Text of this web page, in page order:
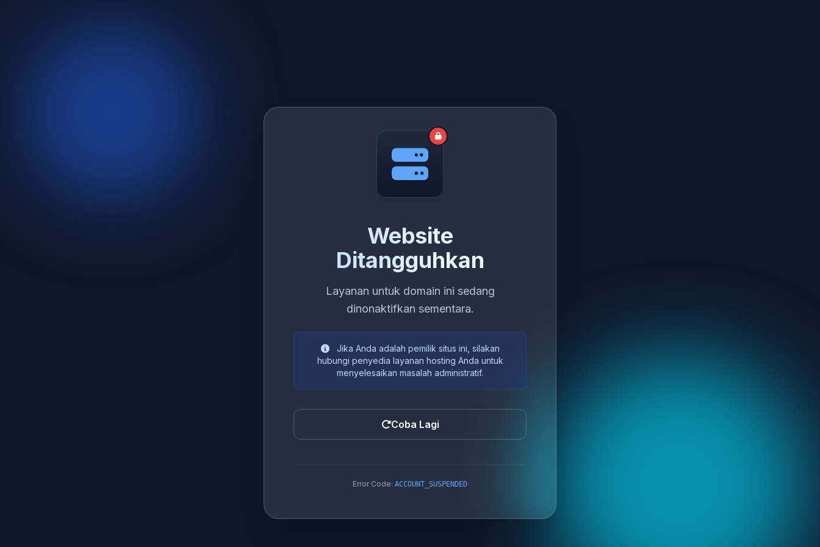
Website
Ditangguhkan
Layanan untuk domain ini sedang
dinonaktifkan sementara.
Jika Anda adalah pemilik situs ini, silakan
hubungi penyedia layanan hosting Anda untuk
menyelesaikan masalah administratif.
Coba Lagi
Error Code: ACCOUNT_SUSPENDED